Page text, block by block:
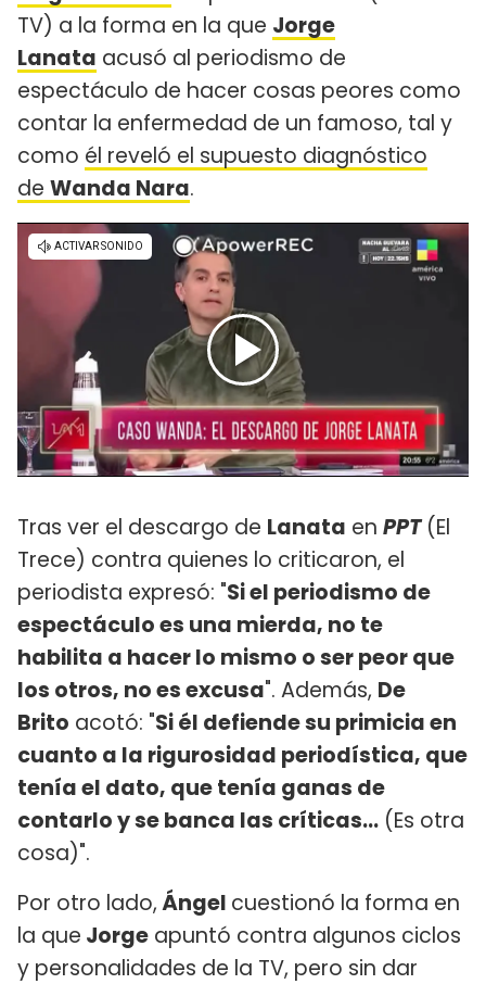
TV) a la forma en la que Jorge
Lanata acusó al periodismo de
espectáculo de hacer cosas peores como
contar la enfermedad de un famoso, tal y
como él reveló el supuesto diagnóstico
de Wanda Nara.
Tras ver el descargo de Lanata en PPT(El
Trece) contra quienes lo criticaron, el
periodista expresó: "Si el periodismo de
espectáculo es una mierda, no te
habilita a hacer lo mismo o ser peor que
los otros, no es excusa". Además, De
Brito acotó: "Si él defiende su primicia en
cuanto a la rigurosidad periodística, que
tenía el dato, que tenía ganas de
contarlo y se banca las críticas... (Es otra
cosa)".
Por otro lado,Ángel cuestionó la forma en
la que Jorge apuntó contra algunos ciclos
y personalidades de la TV, pero sin dar